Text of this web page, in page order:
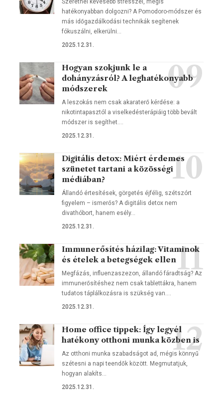
hatékonyabban dolgozni? A Pomodoro-módszer és
más időgazdálkodási technikák segítenek
fókuszálni, elkerülni…
2025.12.31.
Hogyan szokjunk le a
dohányzásról? A leghatékonyabb
módszerek
A leszokás nem csak akaraterő kérdése: a
nikotintapasztól a viselkedésterápiáig több bevált
módszer is segíthet.…
2025.12.31.
Digitális detox: Miért érdemes
szünetet tartani a közösségi
médiában?
Állandó értesítések, görgetés éjfélig, szétszórt
figyelem – ismerős? A digitális detox nem
divathóbort, hanem esély…
2025.12.31.
Immunerősítés házilag: Vitaminok
és ételek a betegségek ellen
Megfázás, influenzaszezon, állandó fáradtság? Az
immunerősítéshez nem csak tablettákra, hanem
tudatos táplálkozásra is szükség van.…
2025.12.31.
Home office tippek: Így legyél
hatékony otthoni munka közben is
Az otthoni munka szabadságot ad, mégis könnyű
szétesni a napi teendők között. Megmutatjuk,
hogyan alakíts…
2025.12.31.